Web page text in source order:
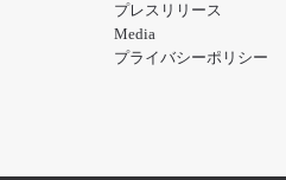
プレスリリース
Media
プライバシーポリシー